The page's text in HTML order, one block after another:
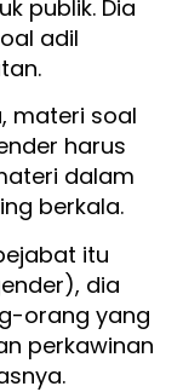
publik. Dia
adil
materi soal
harus
dalam
berkala.
itu
dia
orang yang
perkawinan